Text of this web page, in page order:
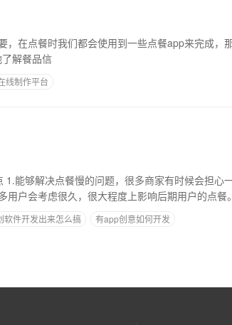
，在点餐时我们都会使用到一些点餐app来完成，
地了解餐品信
线制作平台
用户会考虑很久，很大程度上影响后期用户的点餐
软件开发出来怎么搞
有app创意如何开发